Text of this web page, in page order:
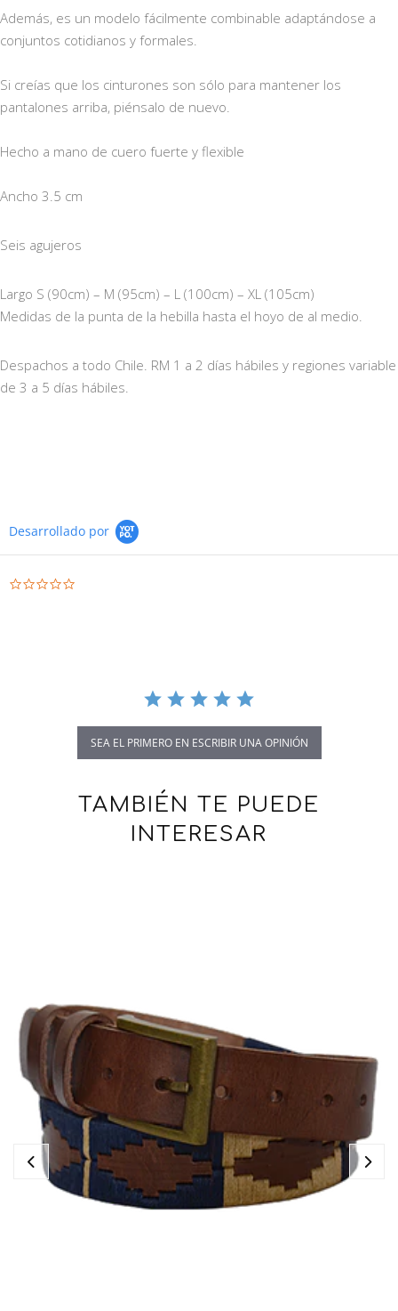
Además, es un modelo fácilmente combinable adaptándose a
conjuntos cotidianos y formales.
Si creías que los cinturones son sólo para mantener los
pantalones arriba, piénsalo de nuevo.
Hecho a mano de cuero fuerte y flexible
Ancho 3.5 cm
Seis agujeros
Largo S (90cm) – M (95cm) – L (100cm) – XL (105cm)
Medidas de la punta de la hebilla hasta el hoyo de al medio.
Despachos a todo Chile. RM 1 a 2 días hábiles y regiones variable
de 3 a 5 días hábiles.
Desarrollado por
SEA EL PRIMERO EN ESCRIBIR UNA OPINIÓN
TAMBIÉN TE PUEDE
INTERESAR